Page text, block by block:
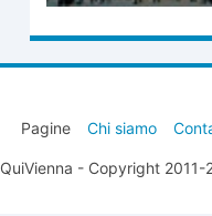
Pagine
Chi siamo
QuiVienna - Copyright 2011-